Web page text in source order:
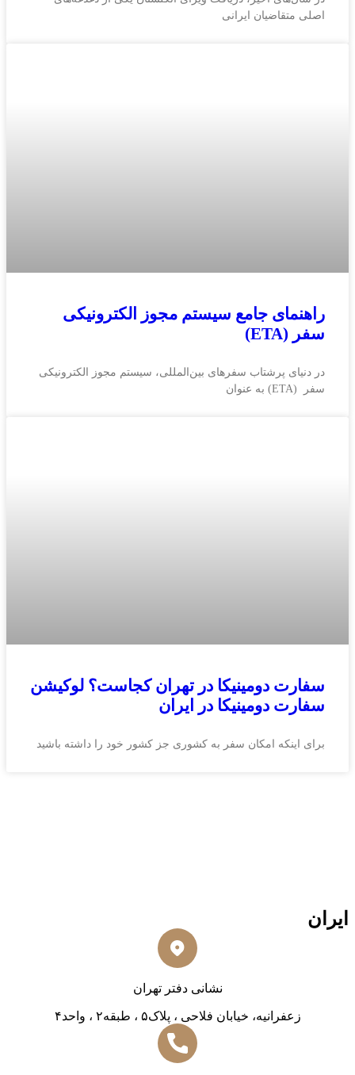
اصلی متقاضیان ایرانی
راهنمای جامع سیستم مجوز الکترونیکی
سفر (ETA)
در دنیای پرشتاب سفرهای بین‌المللی، سیستم مجوز الکترونیکی
سفر (ETA) به عنوان
سفارت دومینیکا در تهران کجاست؟ لوکیشن
سفارت دومینیکا در ایران
برای اینکه امکان سفر به کشوری جز کشور خود را داشته باشید
ایران
نشانی دفتر تهران
زعفرانیه، خیابان فلاحی ، پلاک۵ ، طبقه۲ ، واحد۴